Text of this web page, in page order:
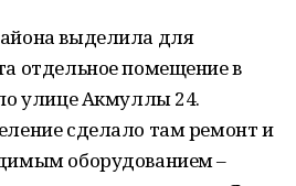
выделила для
отдельное помещение в
улице Акмуллы 24.
сделало там ремонт и
оборудованием –